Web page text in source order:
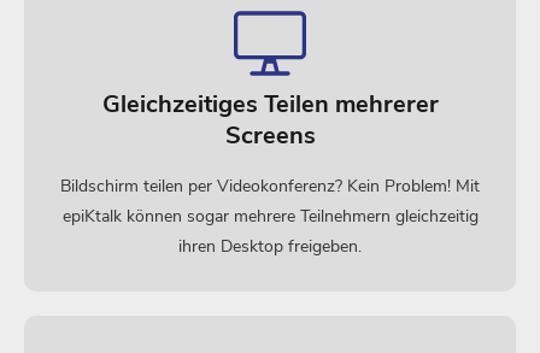
Gleichzeitiges Teilen mehrerer
Screens
Bildschirm teilen per Videokonferenz? Kein Problem! Mit
epiKtalk können sogar mehrere Teilnehmern gleichzeitig
ihren Desktop freigeben.